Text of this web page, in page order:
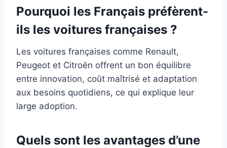
Pourquoi les Français préfèrent-
ils les voitures françaises ?
Les voitures françaises comme Renault,
Peugeot et Citroën offrent un bon équilibre
entre innovation, coût maîtrisé et adaptation
aux besoins quotidiens, ce qui explique leur
large adoption.
Quels sont les avantages d’une